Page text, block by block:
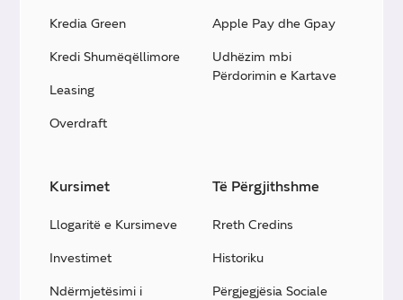
Kredia Green
Kredi Shumëqëllimore
Leasing
Overdraft
Apple Pay dhe Gpay
Udhëzim mbi
Përdorimin e Kartave
Kursimet
Llogaritë e Kursimeve
Investimet
Ndërmjetësimi i
Të Përgjithshme
Rreth Credins
Historiku
Përgjegjësia Sociale